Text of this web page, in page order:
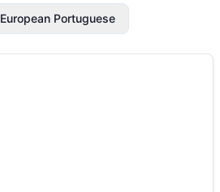
European Portuguese